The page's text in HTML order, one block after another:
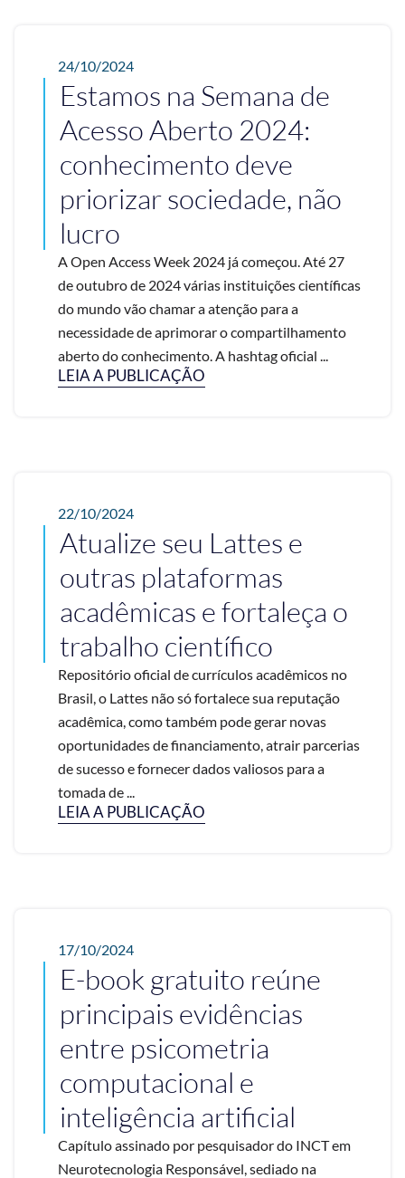
24/10/2024
Estamos na Semana de
Acesso Aberto 2024:
conhecimento deve
priorizar sociedade, não
lucro
A Open Access Week 2024 já começou. Até 27
de outubro de 2024 várias instituições científicas
do mundo vão chamar a atenção para a
necessidade de aprimorar o compartilhamento
aberto do conhecimento. A hashtag oficial ...
LEIA A PUBLICAÇÃO
22/10/2024
Atualize seu Lattes e
outras plataformas
acadêmicas e fortaleça o
trabalho científico
Repositório oficial de currículos acadêmicos no
Brasil, o Lattes não só fortalece sua reputação
acadêmica, como também pode gerar novas
oportunidades de financiamento, atrair parcerias
de sucesso e fornecer dados valiosos para a
tomada de ...
LEIA A PUBLICAÇÃO
17/10/2024
E-book gratuito reúne
principais evidências
entre psicometria
computacional e
inteligência artificial
Capítulo assinado por pesquisador do INCT em
Neurotecnologia Responsável, sediado na